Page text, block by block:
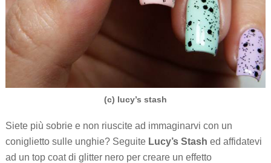
(c) lucy’s stash
Siete più sobrie e non riuscite ad immaginarvi con un
coniglietto sulle unghie? Seguite Lucy’s Stash ed affidatevi
ad un top coat di glitter nero per creare un effetto